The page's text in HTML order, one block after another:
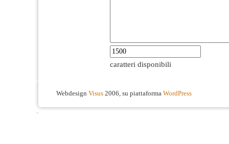
caratteri disponibili
Webdesign Visus 2006, su piattaforma WordPress